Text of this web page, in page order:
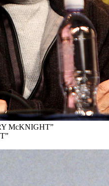
McKNIGHT”